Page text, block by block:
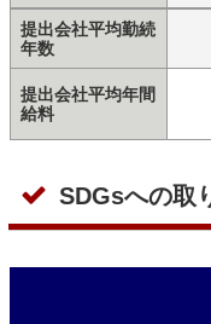
提出会社平均勤続
年数
提出会社平均年間
給料
SDGsへの取